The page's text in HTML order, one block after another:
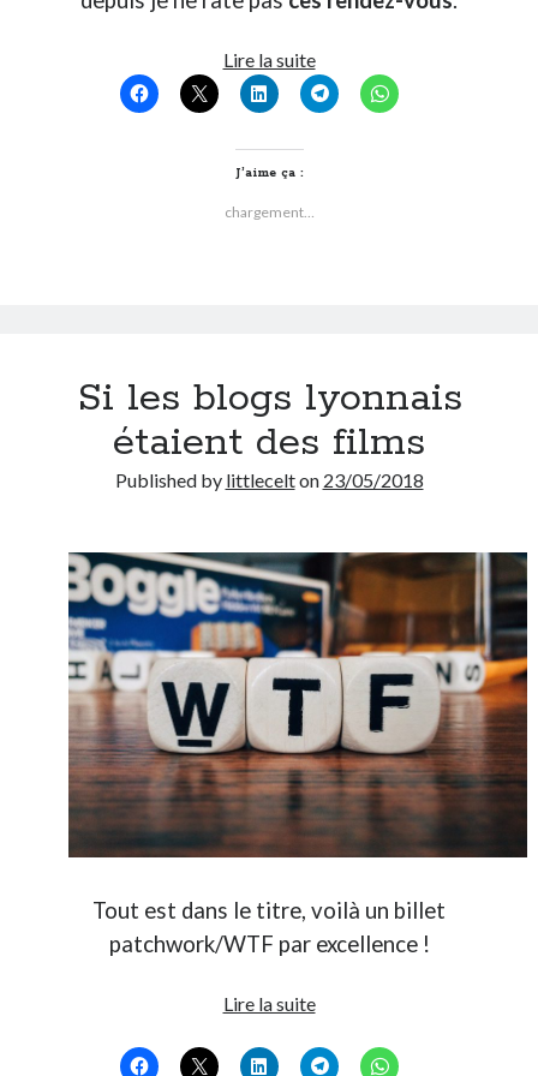
Lire la suite5
rendez-
vous
J’aime ça :
chargement…
Si les blogs lyonnais
étaient des films
Published by littlecelton 23/05/2018
Tout est dans le titre, voilà un billet
patchwork/WTF par excellence !
Lire la suiteSi
blogs